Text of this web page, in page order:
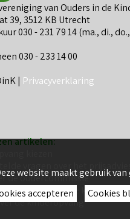
van Ouders in de
39, 3512 KB Utrecht
030 - 231 79 14 (ma., di.,
030 - 233 14 00
| Privacyverklaring
artikelen:
de oudercommissie
wat is goede kwaliteit?
de kinderopvang
website maakt gebruik van
accepteren
Cookies